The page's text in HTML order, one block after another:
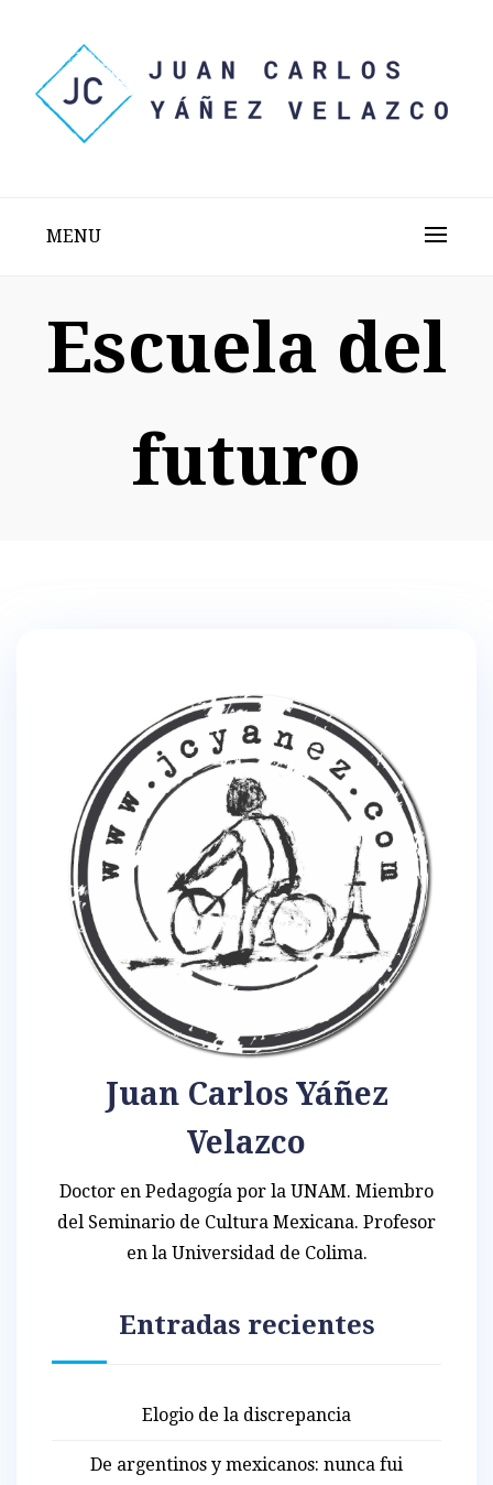
content
MENU
Escuela del
futuro
Juan Carlos Yáñez
Velazco
Doctor en Pedagogía por la UNAM. Miembro
del Seminario de Cultura Mexicana. Profesor
en la Universidad de Colima.
Entradas recientes
Elogio de la discrepancia
De argentinos y mexicanos: nunca fui